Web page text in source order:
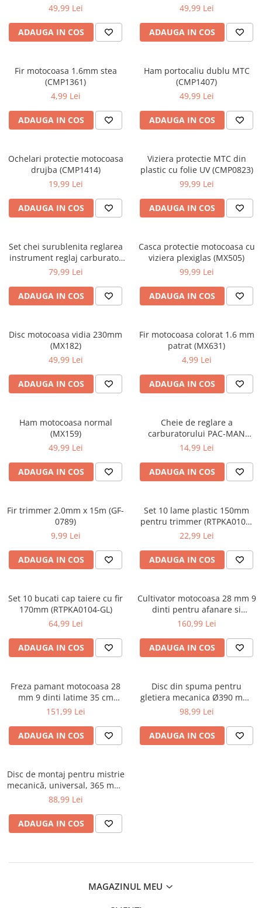
Cantar electronic
Ciocane rotopercutoare
Fierastraie
Generatoare de ozon
Invertor / convertor curent
Macara electrica
Nivela Laser
Pistoale termice
Polizoare
De banc
Unghiulare/drepte
PPR lipire taiere
Prelungitoare curent
auto
Stabilizatoare curent AVR
Sudura / taiere
Aparat taiat cu plasma
Aparate sudura
Masca de sudura
Sursa lumina
UPS Sursa curent
Scule Atelier Auto
Accesorii / consumabile atelier
auto
Ambreiaj
vulcanizare
Aparat sablat curatat
Chei
Chei auto speciale
Chei combinate/inelare/cu clichet
Chei tubulare
Dinamometrice
Filtre ulei
Truse scule
Clesti auto
Cricuri
Elevator
49,99 Lei
ADAUGA IN COS
49,99 Lei
ADAUGA IN COS
Fir motocoasa 1.6mm stea
(CMP1361)
4,99 Lei
ADAUGA IN COS
Ham portocaliu dublu MTC
(CMP1407)
49,99 Lei
ADAUGA IN COS
Ochelari protectie motocoasa
drujba (CMP1414)
19,99 Lei
ADAUGA IN COS
Viziera protectie MTC din
plastic cu folie UV (CMP0823)
99,99 Lei
ADAUGA IN COS
Set chei surublenita reglarea
instrument reglaj carburator
10 piese (KD11246)
79,99 Lei
ADAUGA IN COS
Casca protectie motocoasa cu
viziera plexiglas (MX505)
99,99 Lei
ADAUGA IN COS
Disc motocoasa vidia 230mm
(MX182)
49,99 Lei
ADAUGA IN COS
Fir motocoasa colorat 1.6 mm
patrat (MX631)
4,99 Lei
ADAUGA IN COS
Ham motocoasa normal
(MX159)
49,99 Lei
ADAUGA IN COS
Cheie de reglare a
carburatorului PAC-MAN
(KD11240)
14,99 Lei
ADAUGA IN COS
Fir trimmer 2.0mm x 15m (GF-
0789)
9,99 Lei
ADAUGA IN COS
Set 10 lame plastic 150mm
pentru trimmer (RTPKA0104-
OS)
22,99 Lei
ADAUGA IN COS
Set 10 bucati cap taiere cu fir
170mm (RTPKA0104-GL)
64,99 Lei
ADAUGA IN COS
Cultivator motocoasa 28 mm 9
dinti pentru afanare si
prelucrare sol (EFT-8927)
160,99 Lei
ADAUGA IN COS
Freza pamant motocoasa 28
mm 9 dinti latime 35 cm
pentru prasit si afanare sol
151,99 Lei
ADAUGA IN COS
Disc din spuma pentru
gletiera mecanica Ø390 mm,
universal (PM-ZDT-1100M-
98,99 Lei
ADAUGA IN COS
Disc de montaj pentru mistrie
mecanică, universal, 365 mm,
pană 13×17 mm, pentru PM-
ZDT-1100M-TM)
88,99 Lei
ADAUGA IN COS
MAGAZINUL MEU